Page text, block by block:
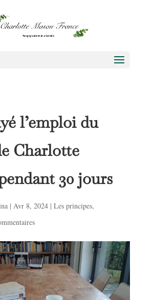
l’emploi du
Charlotte
30 jours
| Avr 8, 2024| Les principes,